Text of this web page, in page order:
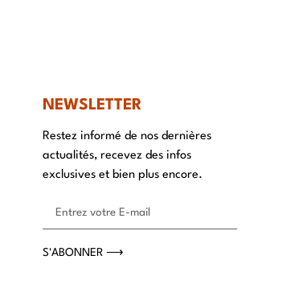
NEWSLETTER
Restez informé de nos dernières
actualités, recevez des infos
exclusives et bien plus encore.
S'ABONNER ⟶